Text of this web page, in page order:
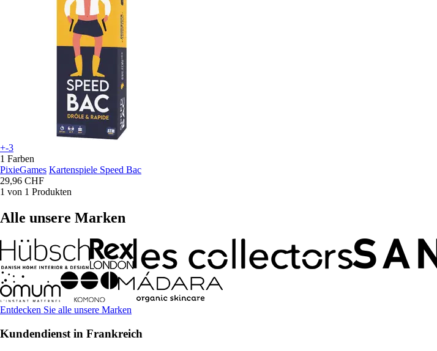
+-3
1 Farben
PixieGames Kartenspiele Speed Bac
29,96 CHF
1 von 1 Produkten
Alle unsere Marken
Entdecken Sie alle unsere Marken
Kundendienst in Frankreich